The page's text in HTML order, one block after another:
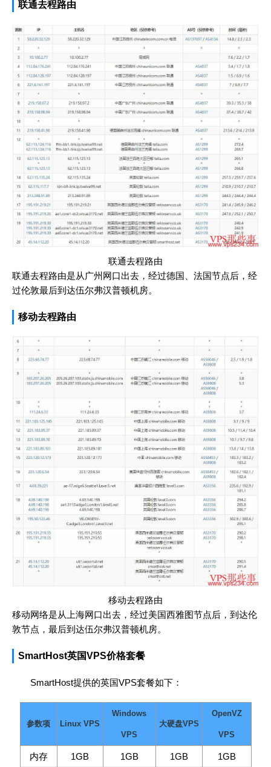
联通去程路由
联通去程路由
联通去程路由是从广州网口出去，经过德国、法国节点后，经
过伦敦最后到达伍尔弗汉普顿机房。
移动去程路由
移动去程路由
移动网络是从上海网口出去，经过美国西雅图节点后，到达伦
敦节点，最后到达伍尔弗汉普顿机房。
SmartHost英国VPS价格套餐
SmartHost提供的英国VPS套餐如下：
参数项 Linux VPS
Windows
VPS
大硬盘VPS
OpenVZ
VPS
内存 1GB 1GB 1GB 1GB